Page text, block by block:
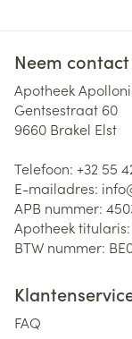
Neem
Apotheek
Gentsestraat 60
9660 Brakel Elst
Telefoon: +32 55
E-mailadres:
APB nummer:
Apotheek titularis:
BTW nummer:
FAQ